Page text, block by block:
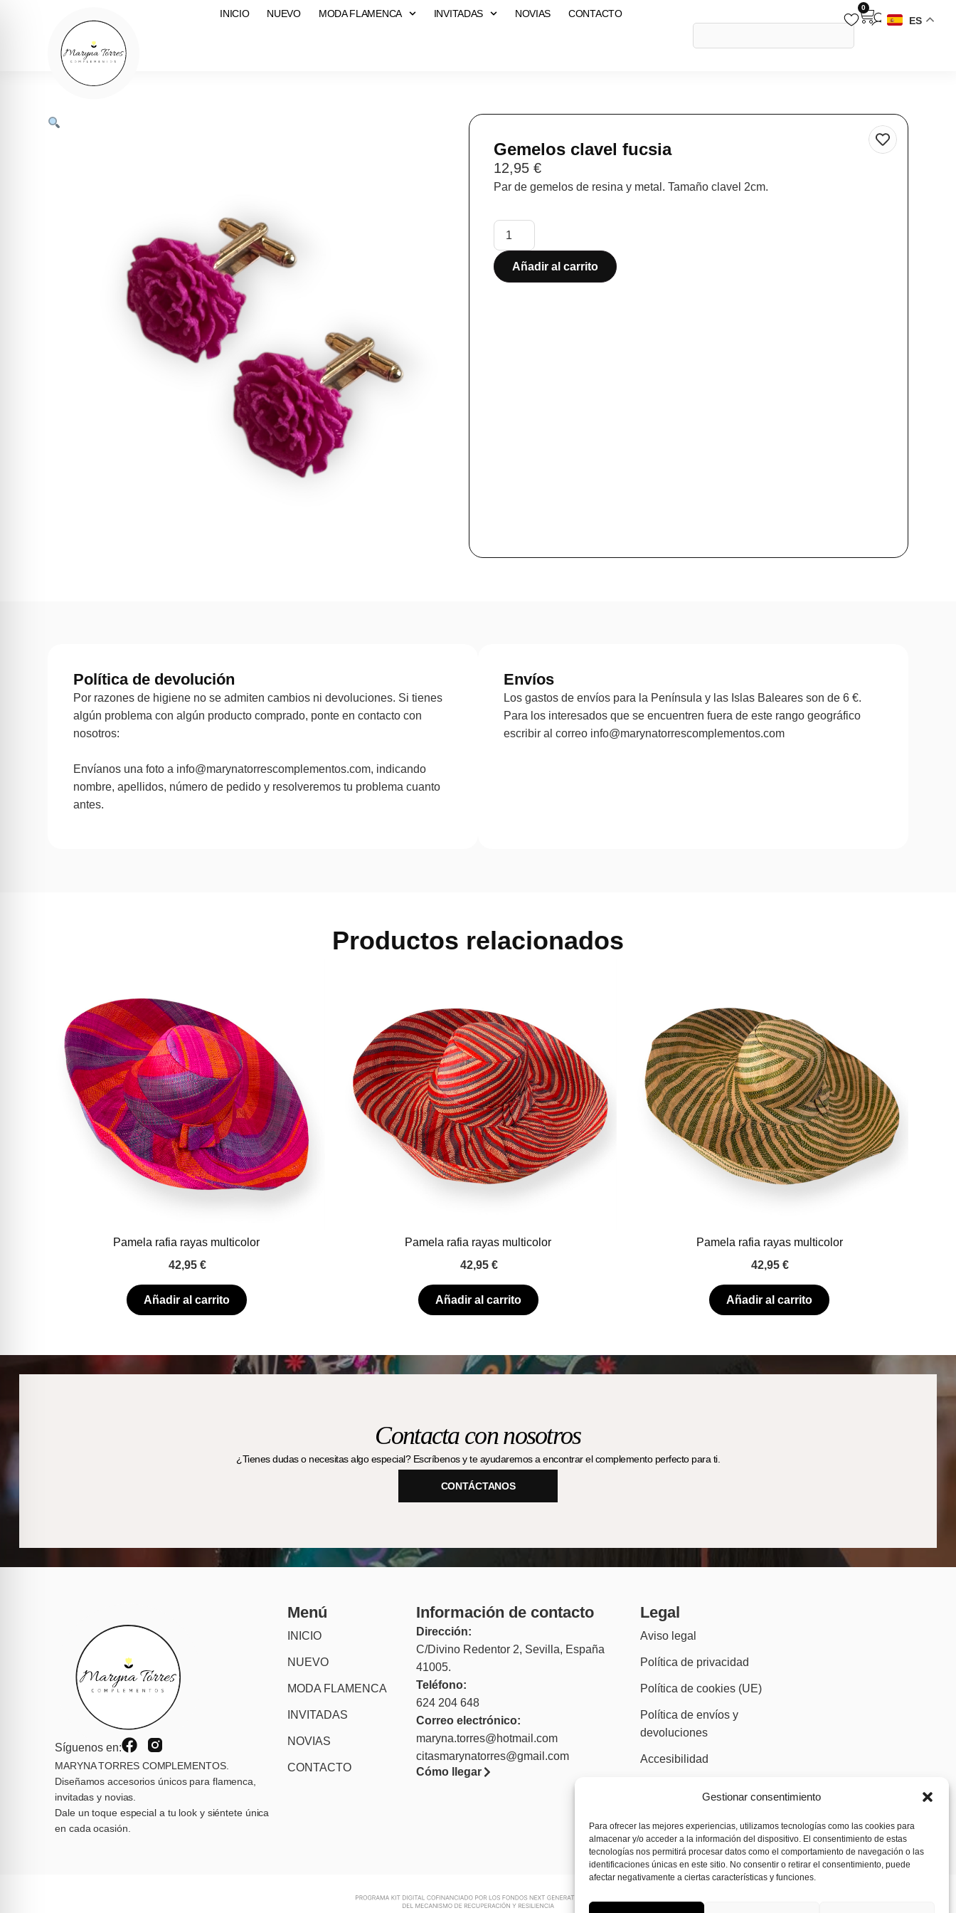
Gestionar consentimiento
Para ofrecer las mejores experiencias, utilizamos tecnologías como las cookies para
almacenar y/o acceder a la información del dispositivo. El consentimiento de estas
tecnologías nos permitirá procesar datos como el comportamiento de navegación o las
identificaciones únicas en este sitio. No consentir o retirar el consentimiento, puede
afectar negativamente a ciertas características y funciones.
INICIO NUEVO MODA FLAMENCA INVITADAS NOVIAS CONTACTO
0
ES
Gemelos clavel fucsia
12,95€
Par de gemelos de resina y metal. Tamaño clavel 2cm.
Añadir al carrito
Política de devolución
Por razones de higiene no se admiten cambios ni devoluciones. Si tienes
algún problema con algún producto comprado, ponte en contacto con
nosotros:
Envíanos una foto a info@marynatorrescomplementos.com, indicando
nombre, apellidos, número de pedido y resolveremos tu problema cuanto
antes.
Envíos
Los gastos de envíos para la Península y las Islas Baleares son de 6 €.
Para los interesados que se encuentren fuera de este rango geográfico
escribir al correo info@marynatorrescomplementos.com
Productos relacionados
Pamela rafia rayas multicolor
42,95 €
Añadir al carrito
Pamela rafia rayas multicolor
42,95 €
Añadir al carrito
Pamela rafia rayas multicolor
42,95€
Añadir al carrito
Contacta con nosotros
¿Tienes dudas o necesitas algo especial? Escríbenos y te ayudaremos a encontrar el complemento perfecto para ti.
CONTÁCTANOS
Síguenos en:
MARYNA TORRES COMPLEMENTOS.
Diseñamos accesorios únicos para flamenca,
invitadas y novias.
Dale un toque especial a tu look y siéntete única
en cada ocasión.
Menú
INICIO
NUEVO
MODA FLAMENCA
INVITADAS
NOVIAS
CONTACTO
Información de contacto
Dirección:
C/Divino Redentor 2, Sevilla, España
41005.
Teléfono:
624 204 648
Correo electrónico:
maryna.torres@hotmail.com
citasmarynatorres@gmail.com
Cómo llegar
Legal
Aviso legal
Política de privacidad
Política de cookies (UE)
Política de envíos y
devoluciones
Accesibilidad